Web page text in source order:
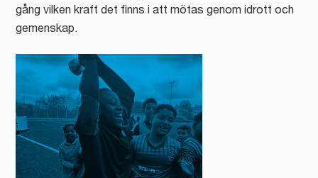
gång vilken kraft det finns i att mötas genom idrott och
gemenskap.